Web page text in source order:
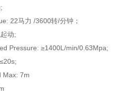
22马力 /3600转/分钟；
动;
Pressure: ≥1400L/min/0.63Mpa;
Max: 7m